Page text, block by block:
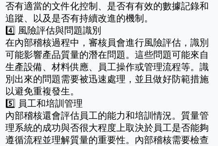
否有適當的文件化控制、是否有有效的數據記錄和
追蹤、以及是否有持續改進的機制。
4️⃣ 風險評估與問題識別
在內部稽核過程中，審核員會進行風險評估，識別
可能影響產品質量的潛在問題。這些問題可能來自
生產設備、材料供應、員工操作或管理流程等。識
別出來的問題需要被迅速處理，並且做好防範措施
以避免重複發生。
5️⃣ 員工和培訓管理
內部稽核還會評估員工的能力和培訓情況。質量管
理系統的成功與否很大程度上取決於員工是否能夠
遵循流程並理解質量的重要性。內部稽核需要檢查